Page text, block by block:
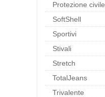
Protezione civile
SoftShell
Sportivi
Stivali
Stretch
TotalJeans
Trivalente